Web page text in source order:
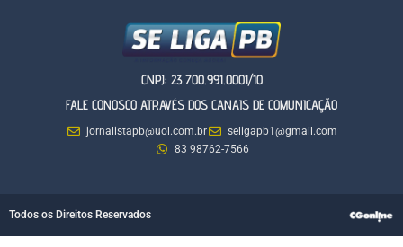
CNPJ: 23.700.991.0001/10
FALE CONOSCO ATRAVÉS DOS CANAIS DE COMUNICAÇÃO
jornalistapb@uol.com.br
seligapb1@gmail.com
83 98762-7566
Todos os Direitos Reservados